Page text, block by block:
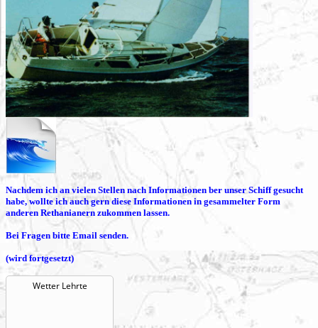
Nachdem ich an vielen Stellen nach Informationen ber unser Schiff gesucht
habe, wollte ich auch gern diese Informationen in gesammelter Form
anderen Rethanianern zukommen lassen.
Bei Fragen bitte Email senden.
(wird fortgesetzt)
Wetter Lehrte